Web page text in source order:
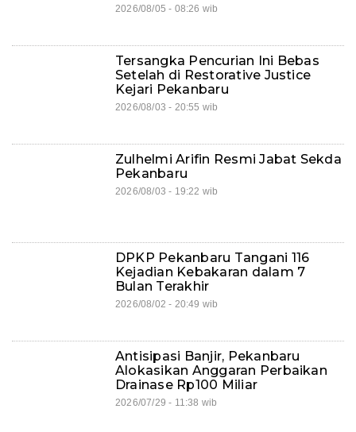
2026/08/05 - 08:26 wib
Tersangka Pencurian Ini Bebas
Setelah di Restorative Justice
Kejari Pekanbaru
2026/08/03 - 20:55 wib
Zulhelmi Arifin Resmi Jabat Sekda
Pekanbaru
2026/08/03 - 19:22 wib
DPKP Pekanbaru Tangani 116
Kejadian Kebakaran dalam 7
Bulan Terakhir
2026/08/02 - 20:49 wib
Antisipasi Banjir, Pekanbaru
Alokasikan Anggaran Perbaikan
Drainase Rp100 Miliar
2026/07/29 - 11:38 wib